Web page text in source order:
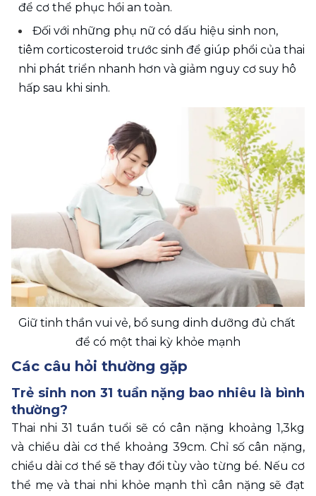
để cơ thể phục hồi an toàn.
Đối với những phụ nữ có dấu hiệu sinh non,
tiêm corticosteroid trước sinh để giúp phổi của thai
nhi phát triển nhanh hơn và giảm nguy cơ suy hô
hấp sau khi sinh.
Giữ tinh thần vui vẻ, bổ sung dinh dưỡng đủ chất
để có một thai kỳ khỏe mạnh
Các câu hỏi thường gặp
Trẻ sinh non 31 tuần nặng bao nhiêu là bình
thường?
Thai nhi 31 tuần tuổi sẽ có cân nặng khoảng 1,3kg
và chiều dài cơ thể khoảng 39cm. Chỉ số cân nặng,
chiều dài cơ thể sẽ thay đổi tùy vào từng bé. Nếu cơ
thể mẹ và thai nhi khỏe mạnh thì cân nặng sẽ đạt